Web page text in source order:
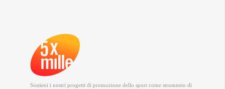
Sostieni i nostri progetti di promozione dello sport come strumento di